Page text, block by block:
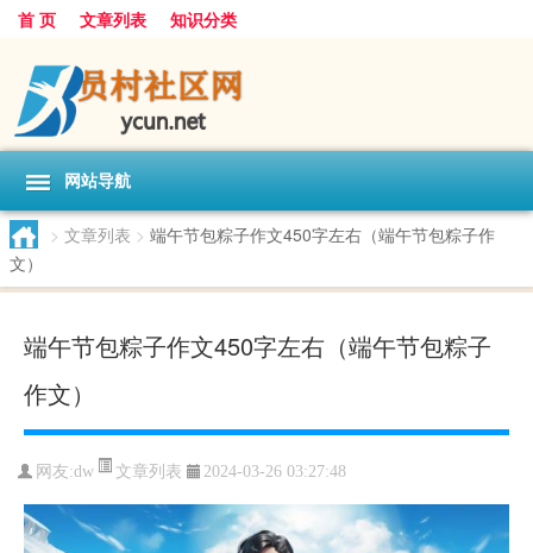
首 页 文章列表 知识分类
网站导航
> 文章列表 > 端午节包粽子作文450字左右（端午节包粽子作
文）
端午节包粽子作文450字左右（端午节包粽子
作文）
网友:dw 文章列表 2024-03-26 03:27:48